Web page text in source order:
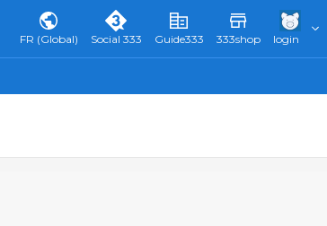
FR (Global) Social 333 Guide333 333shop login